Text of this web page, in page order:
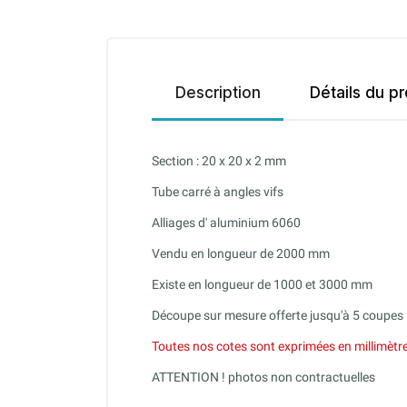
Description Détails du
Section : 20 x 20 x 2 mm
Tube carré à angles vifs
Alliages d' aluminium 6060
Vendu en longueur de 2000 mm
Existe en longueur de 1000 et 3000 mm
Découpe sur mesure offerte jusqu'à 5 coupes
Toutes nos cotes sont exprimées en
ATTENTION ! photos non contractuelles